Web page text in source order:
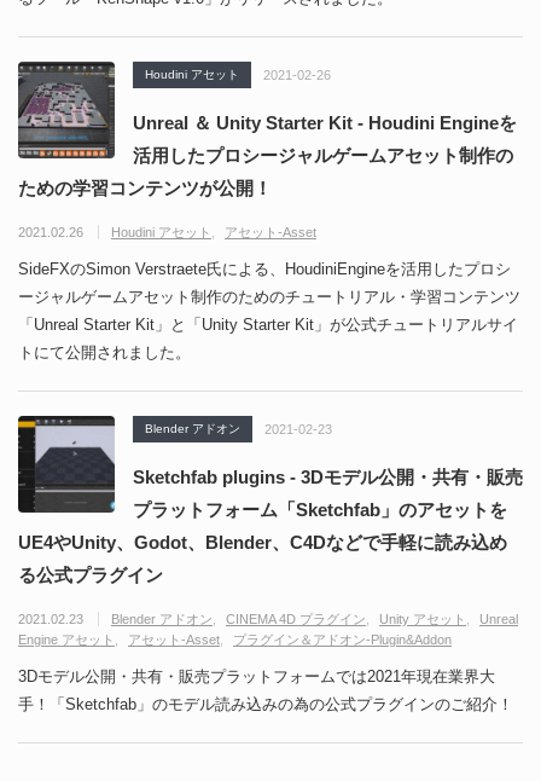
Houdini アセット 2021-02-26
Unreal ＆ Unity Starter Kit - Houdini Engineを
活用したプロシージャルゲームアセット制作の
ための学習コンテンツが公開！
2021.02.26 Houdini アセット アセット-Asset
SideFXのSimon Verstraete氏による、HoudiniEngineを活用したプロシ
ージャルゲームアセット制作のためのチュートリアル・学習コンテンツ
「Unreal Starter Kit」と「Unity Starter Kit」が公式チュートリアルサイ
トにて公開されました。
Blender アドオン 2021-02-23
Sketchfab plugins - 3Dモデル公開・共有・販売
プラットフォーム「Sketchfab」のアセットを
UE4やUnity、Godot、Blender、C4Dなどで手軽に読み込め
る公式プラグイン
2021.02.23 Blender アドオン CINEMA 4D プラグイン Unity アセット
Unreal
Engine アセット
アセット-Asset プラグイン＆アドオン-Plugin&Addon
3Dモデル公開・共有・販売プラットフォームでは2021年現在業界大
手！「Sketchfab」のモデル読み込みの為の公式プラグインのご紹介！